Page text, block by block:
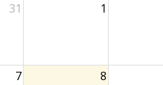
31 1
7 8